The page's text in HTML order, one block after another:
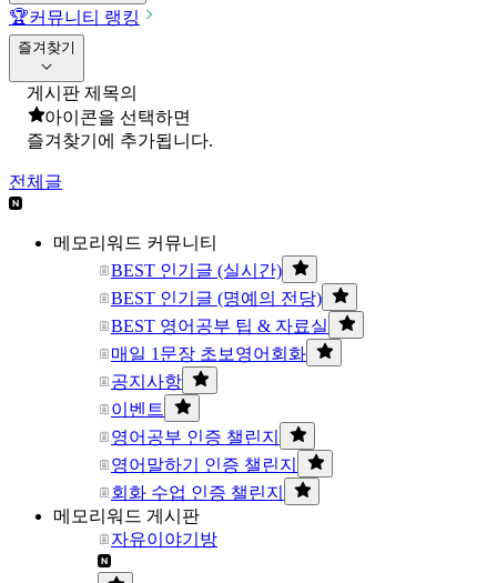
🏆커뮤니티 랭킹
즐겨찾기
게시판 제목의
아이콘을 선택하면
즐겨찾기에 추가됩니다.
전체글
메모리워드 커뮤니티
BEST 인기글 (실시간)
BEST 인기글 (명예의 전당)
BEST 영어공부 팁 & 자료실
매일 1문장 초보영어회화
공지사항
이벤트
영어공부 인증 챌린지
영어말하기 인증 챌린지
회화 수업 인증 챌린지
메모리워드 게시판
자유이야기방